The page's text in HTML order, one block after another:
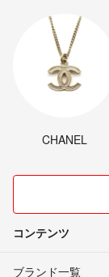
CHANEL
コンテンツ
ブランド一覧